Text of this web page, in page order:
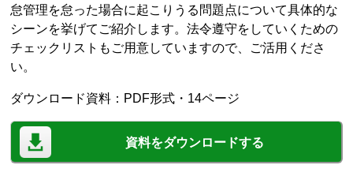
怠管理を怠った場合に起こりうる問題点について具体的な
シーンを挙げてご紹介します。法令遵守をしていくための
チェックリストもご用意していますので、ご活用くださ
い。
ダウンロード資料：PDF形式・14ページ
資料をダウンロードする